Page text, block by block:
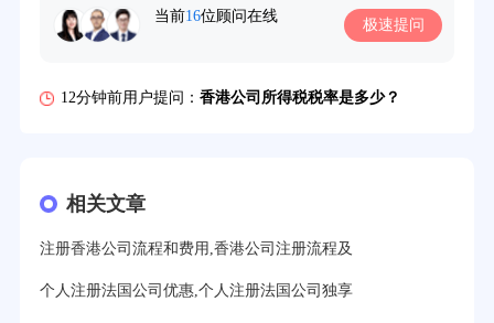
当前16位顾问在线 极速提问
6分钟前用户提问：注册香港公司需要哪些条件？
12分钟前用户提问： 香港公司所得税税率是多少？
相关文章
注册香港公司流程和费用,香港公司注册流程及
个人注册法国公司优惠,个人注册法国公司独享